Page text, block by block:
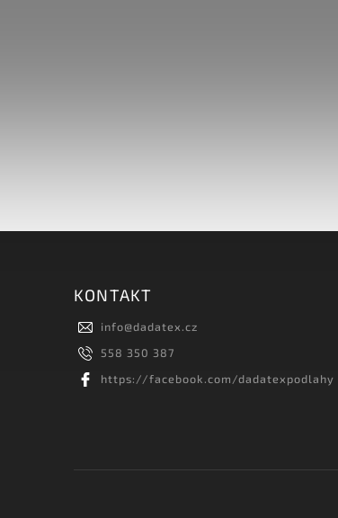
KONTAKT
info@dadatex.cz
558 350 387
https://facebook.com/dadatexpodlahy